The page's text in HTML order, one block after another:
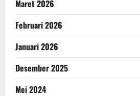
Maret 2026
Februari 2026
Januari 2026
Desember 2025
Mei 2024